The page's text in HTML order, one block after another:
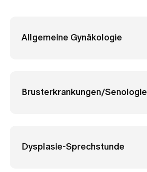
Allgemeine Gynäkologie
Brusterkrankungen/Senologie
Dysplasie-Sprechstunde